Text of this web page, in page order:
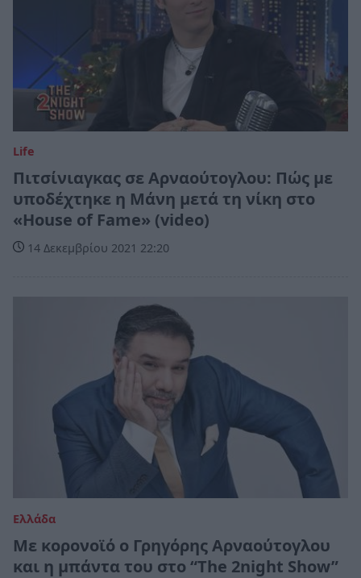
Life
Πιτσίνιαγκας σε Αρναούτογλου: Πώς με
υποδέχτηκε η Μάνη μετά τη νίκη στο
«House of Fame» (video)
14 Δεκεμβρίου 2021 22:20
Ελλάδα
Με κορονοϊό ο Γρηγόρης Αρναούτογλου
και η μπάντα του στο “The 2night Show”